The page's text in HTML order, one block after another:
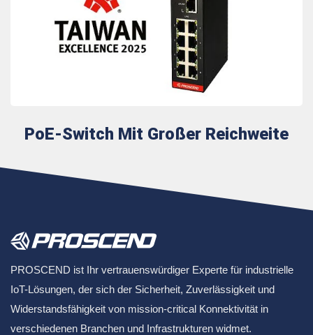
PoE-Switch Mit Großer Reichweite
PROSCEND ist Ihr vertrauenswürdiger Experte für industrielle
IoT-Lösungen, der sich der Sicherheit, Zuverlässigkeit und
Widerstandsfähigkeit von mission-critical Konnektivität in
verschiedenen Branchen und Infrastrukturen widmet.